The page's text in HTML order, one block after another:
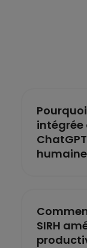
intégrée
SIRH